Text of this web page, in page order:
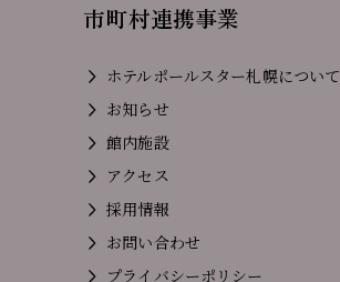
市町村連携事業
ホテルポールスター札幌について
お知らせ
館内施設
アクセス
採用情報
お問い合わせ
プライバシーポリシー